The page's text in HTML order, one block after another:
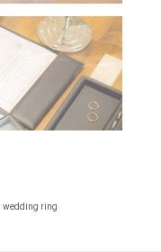
wedding ring